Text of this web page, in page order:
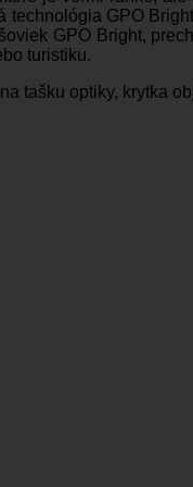
GPO
GPO Bright,
turistiku.
tašku optiky, krytka